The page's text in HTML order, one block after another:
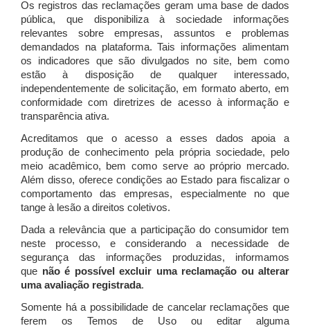
Os registros das reclamações geram uma base de dados
pública, que disponibiliza à sociedade informações
relevantes sobre empresas, assuntos e problemas
demandados na plataforma. Tais informações alimentam
os indicadores que são divulgados no site, bem como
estão à disposição de qualquer interessado,
independentemente de solicitação, em formato aberto, em
conformidade com diretrizes de acesso à informação e
transparência ativa.
Acreditamos que o acesso a esses dados apoia a
produção de conhecimento pela própria sociedade, pelo
meio acadêmico, bem como serve ao próprio mercado.
Além disso, oferece condições ao Estado para fiscalizar o
comportamento das empresas, especialmente no que
tange à lesão a direitos coletivos.
Dada a relevância que a participação do consumidor tem
neste processo, e considerando a necessidade de
segurança das informações produzidas, informamos
que não é possível excluir uma reclamação ou alterar
uma avaliação registrada.
Somente há a possibilidade de cancelar reclamações que
ferem os Temos de Uso ou editar alguma